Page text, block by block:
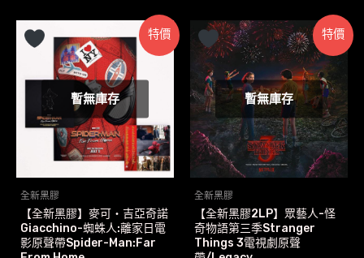
特價
暫無庫存
全新黑膠
【全新黑膠】麥可‧吉亞奇諾
Giacchino-蜘蛛人:離家日電
影原聲帶Spider-Man:Far
特價
暫無庫存
全新黑膠
【全新黑膠2LP】眾藝人-怪
奇物語第三季Stranger
Things 3電視劇原聲